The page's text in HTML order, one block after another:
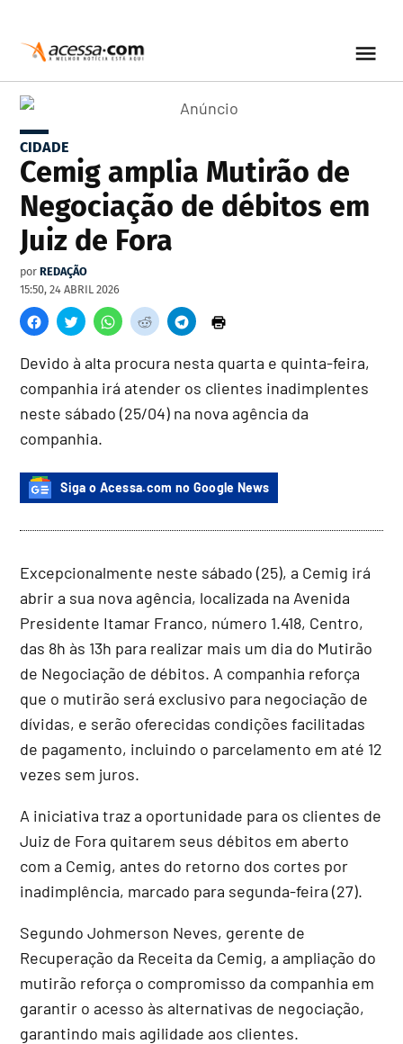
CIDADE
Cemig amplia Mutirão de
Negociação de débitos em
Juiz de Fora
por REDAÇÃO
15:50, 24 ABRIL 2026
Devido à alta procura nesta quarta e quinta-feira,
companhia irá atender os clientes inadimplentes
neste sábado (25/04) na nova agência da
companhia.
Siga o Acessa.com no Google News
Excepcionalmente neste sábado (25), a Cemig irá
abrir a sua nova agência, localizada na Avenida
Presidente Itamar Franco, número 1.418, Centro,
das 8h às 13h para realizar mais um dia do Mutirão
de Negociação de débitos. A companhia reforça
que o mutirão será exclusivo para negociação de
dívidas, e serão oferecidas condições facilitadas
de pagamento, incluindo o parcelamento em até 12
vezes sem juros.
A iniciativa traz a oportunidade para os clientes de
Juiz de Fora quitarem seus débitos em aberto
com a Cemig, antes do retorno dos cortes por
inadimplência, marcado para segunda-feira (27).
Segundo Johmerson Neves, gerente de
Recuperação da Receita da Cemig, a ampliação do
mutirão reforça o compromisso da companhia em
garantir o acesso às alternativas de negociação,
garantindo mais agilidade aos clientes.